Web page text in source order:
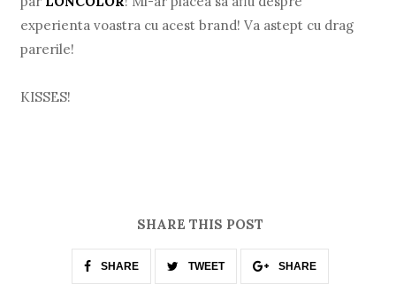
experienta voastra cu acest brand! Va astept cu drag
parerile!
KISSES!
SHARE THIS POST
SHARE TWEET SHARE